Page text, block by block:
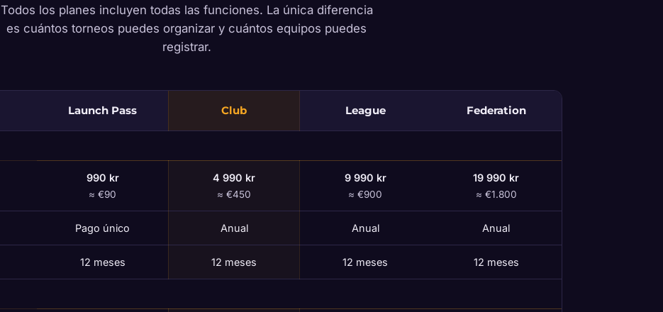
Todos los planes incluyen todas las funciones. La única diferencia
es cuántos torneos puedes organizar y cuántos equipos puedes
registrar.
Launch Pass Club League Federation
990 kr
≈ €90
4 990 kr
≈ €450
9 990 kr
≈ €900
19 990 kr
≈ €1.800
Pago único Anual Anual Anual
12 meses 12 meses 12 meses 12 meses